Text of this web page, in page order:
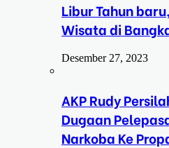
Libur Tahun
Wisata di
Desember 27, 2023
AKP Rudy
Dugaan
Narkoba Ke